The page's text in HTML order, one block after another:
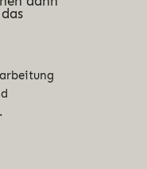
.